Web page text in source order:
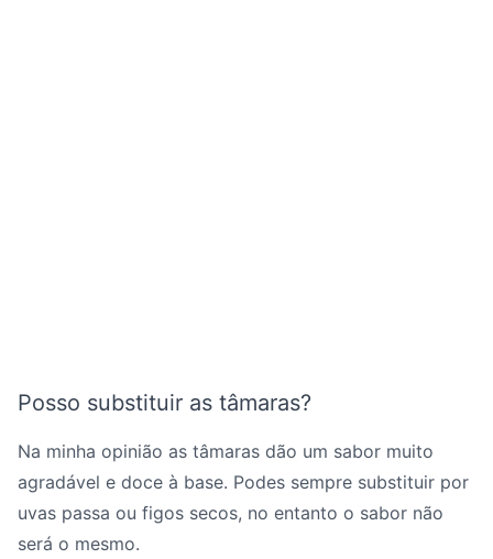
Posso substituir as tâmaras?
Na minha opinião as tâmaras dão um sabor muito
agradável e doce à base. Podes sempre substituir por
uvas passa ou figos secos, no entanto o sabor não
será o mesmo.